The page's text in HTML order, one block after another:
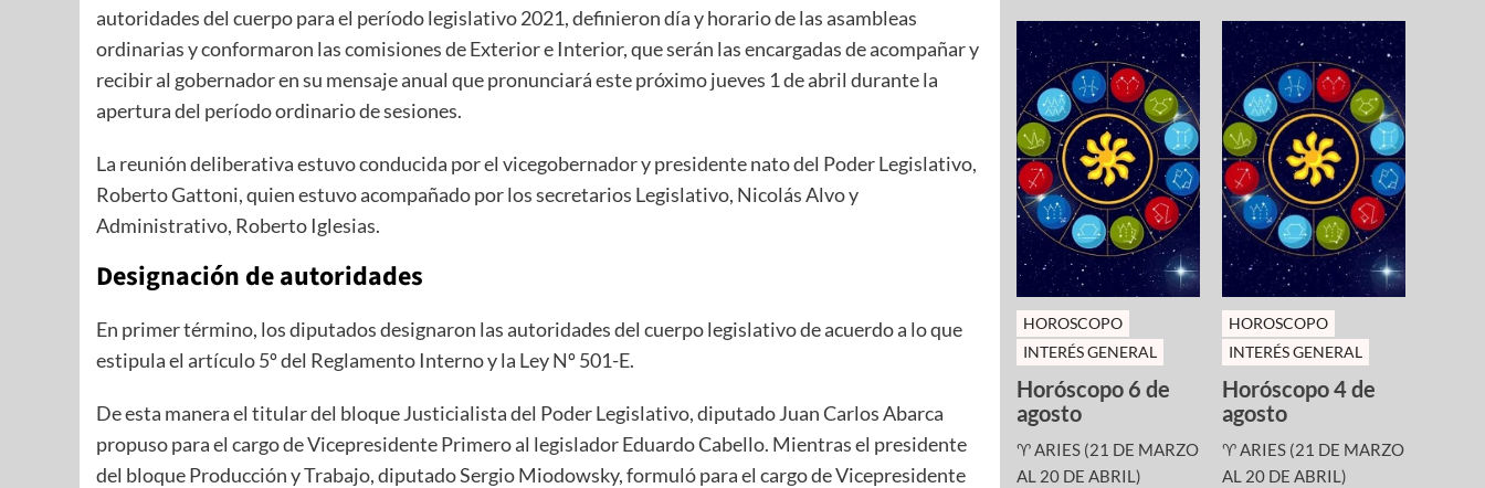
autoridades del cuerpo para el período legislativo 2021, definieron día y horario de las asambleas
ordinarias y conformaron las comisiones de Exterior e Interior, que serán las encargadas de acompañar y
recibir al gobernador en su mensaje anual que pronunciará este próximo jueves 1 de abril durante la
apertura del período ordinario de sesiones.
La reunión deliberativa estuvo conducida por el vicegobernador y presidente nato del Poder Legislativo,
Roberto Gattoni, quien estuvo acompañado por los secretarios Legislativo, Nicolás Alvo y
Administrativo, Roberto Iglesias.
Designación de autoridades
En primer término, los diputados designaron las autoridades del cuerpo legislativo de acuerdo a lo que
estipula el artículo 5º del Reglamento Interno y la Ley Nº 501-E.
De esta manera el titular del bloque Justicialista del Poder Legislativo, diputado Juan Carlos Abarca
propuso para el cargo de Vicepresidente Primero al legislador Eduardo Cabello. Mientras el presidente
del bloque Producción y Trabajo, diputado Sergio Miodowsky, formuló para el cargo de Vicepresidente
HOROSCOPO
INTERÉS GENERAL
Horóscopo 6 de
agosto
♈ ARIES (21 DE MARZO
AL 20 DE ABRIL)
HOROSCOPO
INTERÉS GENERAL
Horóscopo 4 de
agosto
♈ ARIES (21 DE MARZO
AL 20 DE ABRIL)